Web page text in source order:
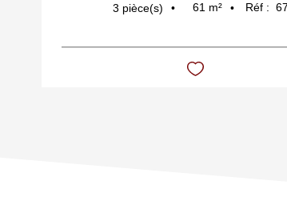
3 pièce(s) 61 m² Réf : 67